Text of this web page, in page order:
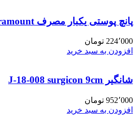
پانچ پوستی یکبار مصرف 5m 5-PUNCH Paramount
224٬000 تومان
افزودن به سبد خرید
شانگیر J-18-008 surgicon 9cm
952٬000 تومان
افزودن به سبد خرید